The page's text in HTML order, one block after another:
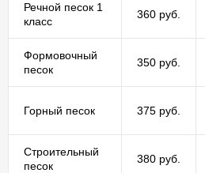
Речной песок 1
класс
360 руб.
Формовочный
песок
350 руб.
Горный песок 375 руб.
Строительный
песок
380 руб.